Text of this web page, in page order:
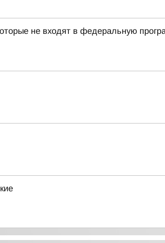
не входят в федеральную